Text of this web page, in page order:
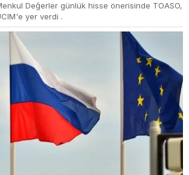
Değerler günlük hisse önerisinde TOASO,
yer verdi .